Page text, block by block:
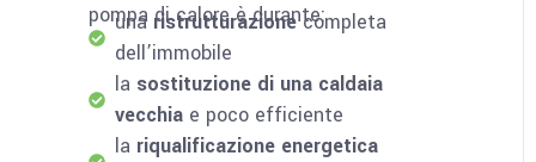
pompa di calore è durante:
una ristrutturazionecompleta
dell’immobile
la sostituzione di una caldaia
vecchia e poco efficiente
la riqualificazione energetica